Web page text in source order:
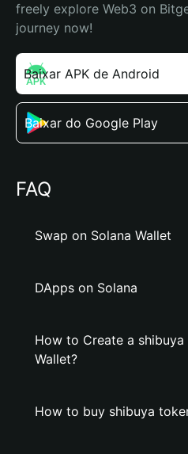
freely explore Web3 on
journey now!
Baixar APK de Android
Baixar do Google Play
FAQ
Swap on Solana Wallet
DApps on Solana
How to Create a
Wallet?
How to buy shibuya